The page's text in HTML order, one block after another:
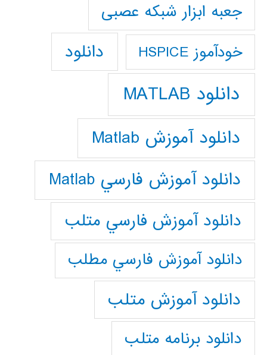
جعبه ابزار شبکه عصبی
خودآموز HSPICE دانلود
دانلود MATLAB
دانلود آموزش Matlab
دانلود آموزش فارسي Matlab
دانلود آموزش فارسي متلب
دانلود آموزش فارسي مطلب
دانلود آموزش متلب
دانلود برنامه متلب